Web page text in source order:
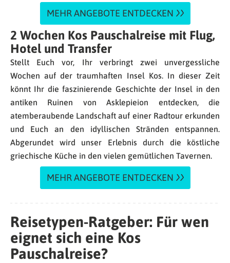
MEHR ANGEBOTE ENTDECKEN
2 Wochen Kos Pauschalreise mit Flug,
Hotel und Transfer
Stellt Euch vor, Ihr verbringt zwei unvergessliche
Wochen auf der traumhaften Insel Kos. In dieser Zeit
könnt Ihr die faszinierende Geschichte der Insel in den
antiken Ruinen von Asklepieion entdecken, die
atemberaubende Landschaft auf einer Radtour erkunden
und Euch an den idyllischen Stränden entspannen.
Abgerundet wird unser Erlebnis durch die köstliche
griechische Küche in den vielen gemütlichen Tavernen.
MEHR ANGEBOTE ENTDECKEN
Reisetypen-Ratgeber: Für wen
eignet sich eine Kos
Pauschalreise?